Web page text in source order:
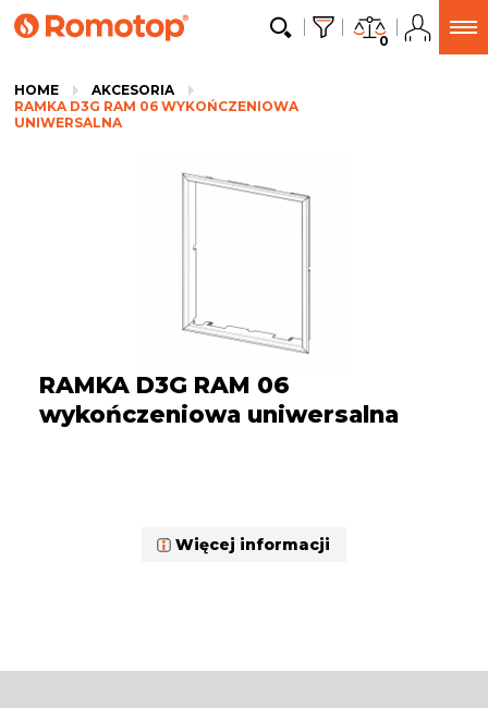
0
HOME
AKCESORIA
RAMKA D3G RAM 06 WYKOŃCZENIOWA
UNIWERSALNA
RAMKA D3G RAM 06
wykończeniowa uniwersalna
Więcej informacji